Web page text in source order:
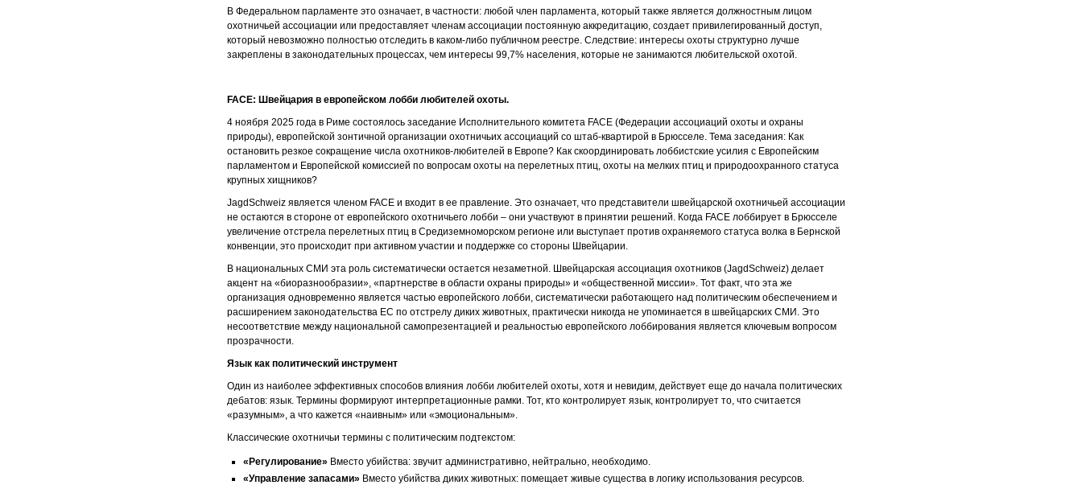
В Федеральном парламенте это означает, в частности: любой член парламента, который также является должностным лицом
охотничьей ассоциации или предоставляет членам ассоциации постоянную аккредитацию, создает привилегированный доступ,
который невозможно полностью отследить в каком-либо публичном реестре. Следствие: интересы охоты структурно лучше
закреплены в законодательных процессах, чем интересы 99,7% населения, которые не занимаются любительской охотой.
FACE: Швейцария в европейском лобби любителей охоты.
4 ноября 2025 года в Риме состоялось заседание Исполнительного комитета FACE (Федерации ассоциаций охоты и охраны
природы), европейской зонтичной организации охотничьих ассоциаций со штаб-квартирой в Брюсселе. Тема заседания: Как
остановить резкое сокращение числа охотников-любителей в Европе? Как скоординировать лоббистские усилия с Европейским
парламентом и Европейской комиссией по вопросам охоты на перелетных птиц, охоты на мелких птиц и природоохранного статуса
крупных хищников?
JagdSchweiz является членом FACE и входит в ее правление. Это означает, что представители швейцарской охотничьей ассоциации
не остаются в стороне от европейского охотничьего лобби – они участвуют в принятии решений. Когда FACE лоббирует в Брюсселе
увеличение отстрела перелетных птиц в Средиземноморском регионе или выступает против охраняемого статуса волка в Бернской
конвенции, это происходит при активном участии и поддержке со стороны Швейцарии.
В национальных СМИ эта роль систематически остается незаметной. Швейцарская ассоциация охотников (JagdSchweiz) делает
акцент на «биоразнообразии», «партнерстве в области охраны природы» и «общественной миссии». Тот факт, что эта же
организация одновременно является частью европейского лобби, систематически работающего над политическим обеспечением и
расширением законодательства ЕС по отстрелу диких животных, практически никогда не упоминается в швейцарских СМИ. Это
несоответствие между национальной самопрезентацией и реальностью европейского лоббирования является ключевым вопросом
прозрачности.
Язык как политический инструмент
Один из наиболее эффективных способов влияния лобби любителей охоты, хотя и невидим, действует еще до начала политических
дебатов: язык. Термины формируют интерпретационные рамки. Тот, кто контролирует язык, контролирует то, что считается
«разумным», а что кажется «наивным» или «эмоциональным».
Классические охотничьи термины с политическим подтекстом:
«Регулирование» Вместо убийства: звучит административно, нейтрально, необходимо.
«Управление запасами» Вместо убийства диких животных: помещает живые существа в логику использования ресурсов.